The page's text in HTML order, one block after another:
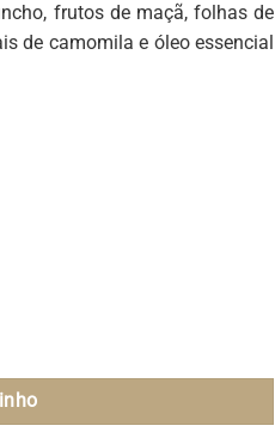
frutos de maçã, folhas de
de camomila e óleo essencial